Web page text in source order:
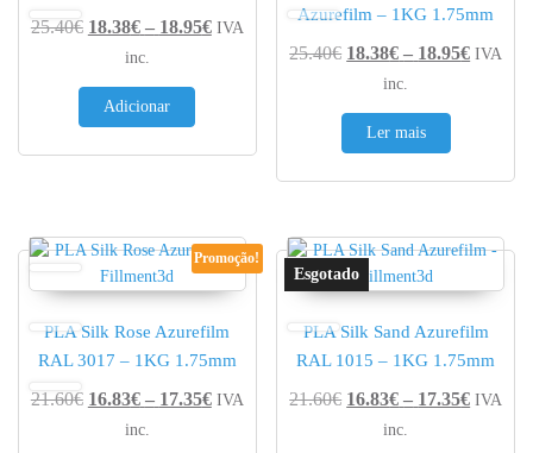
25.40€ 18.38€ – 18.95€Price range: 18.38€ through 18.95€
IVA
inc.
Adicionar
Azurefilm – 1KG 1.75mm
25.40€ 18.38€ – 18.95€Price
IVA
inc.
Ler mais
Promoção!
PLA Silk Rose Azurefilm
RAL 3017 – 1KG 1.75mm
21.60€ 16.83€ – 17.35€Price range: 16.83€ through 17.35€
IVA
inc.
PLA Silk Sand Azurefilm
RAL 1015 – 1KG 1.75mm
21.60€ 16.83€ – 17.35€Price
IVA
inc.